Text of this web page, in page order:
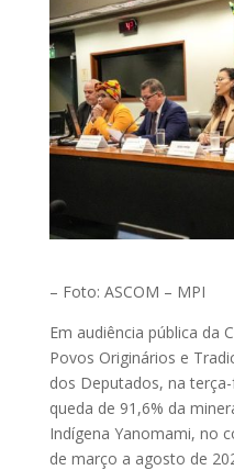
– Foto: ASCOM – MPI
Em audiência pública da
Povos Originários e
dos Deputados, na
queda de 91,6% da
Indígena Yanomami, no
de março a agosto de